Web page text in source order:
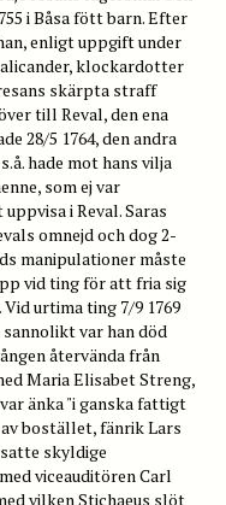
i Båsa fött barn. Efter
enligt uppgift under
klockardotter
skärpta straff
till Reval, den ena
28/5 1764, den andra
hade mot hans vilja
som ej var
i Reval. Saras
omnejd och dog 2-
manipulationer måste
vid ting för att fria sig
urtima ting 7/9 1769
sannolikt var han död
återvända från
Maria Elisabet Streng,
änka "i ganska fattigt
bostället, fänrik Lars
skyldige
viceauditören Carl
vilken Stichaeus slöt